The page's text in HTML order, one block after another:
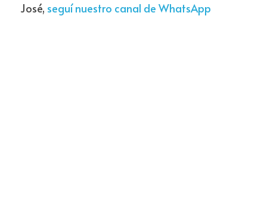
José, seguí nuestro canal de WhatsApp